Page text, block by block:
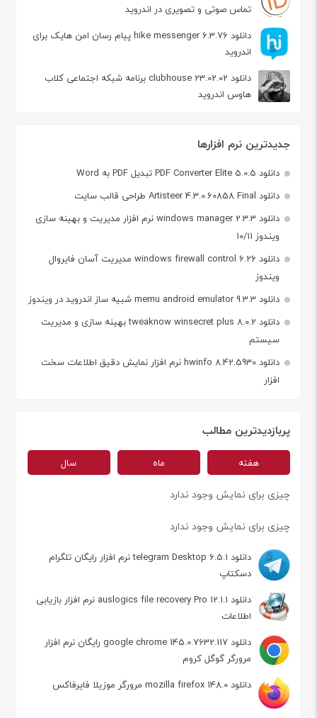
تماس صوتی و تصویری در اندروید
دانلود hike messenger 6.3.76 پیام‌ رسان‌ امن هایک برای
اندروید
دانلود clubhouse 23.02.02 برنامه شبکه اجتماعی کلاب
هاوس اندروید
جدیدترین نرم افزارها
دانلود PDF Converter Elite 5.0.5 تبدیل PDF به Word
دانلود Artisteer 4.3.0.60858 Final طراحی قالب سایت
دانلود windows manager 2.3.3 نرم افزار مدیریت و بهینه سازی
ویندوز 10/11
دانلود windows firewall control 6.26 مدیریت آسان فایروال
ویندوز
دانلود memu android emulator 9.3.3 شبیه ساز اندروید در ویندوز
دانلود tweaknow winsecret plus 8.0.2 بهینه سازی و مدیریت
سیستم
دانلود hwinfo 8.42.5930 نرم افزار نمایش دقیق اطلاعات سخت
افزار
پربازدیدترین مطالب
هفته ماه سال
چیزی برای نمایش وجود ندارد
چیزی برای نمایش وجود ندارد
دانلود telegram Desktop 6.5.1 نرم افزار رایگان تلگرام
دسکتاپ
دانلود auslogics file recovery Pro 12.1.1 نرم افزار بازیابی
اطلاعات
دانلود google chrome 145.0.7632.117 رایگان نرم افزار
مرورگر گوگل کروم
دانلود mozilla firefox 148.0 مرورگر موزیلا فایرفاکس